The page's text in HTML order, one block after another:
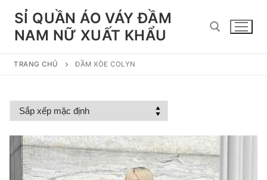
Chuyển
đếnSỈ QUẦN ÁO VÁY ĐẦM
NAM NỮ XUẤT KHẨU
TRANG CHỦ ĐẦM XÒE COLYN